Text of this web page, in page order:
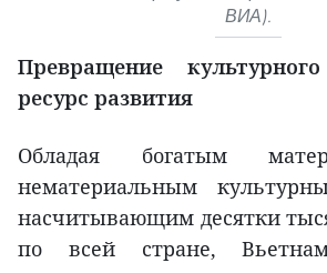
ВИА).
Превращение
ресурс развития
Обладая богатым
нематериальным
насчитывающим десятки
по всей стране, Вьетнам